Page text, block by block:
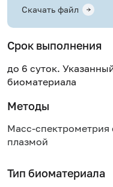
Скачать файл
Срок выполнения
до 6 суток.
биоматериала
Методы
Масс-спектрометрия
плазмой
Тип биоматериала